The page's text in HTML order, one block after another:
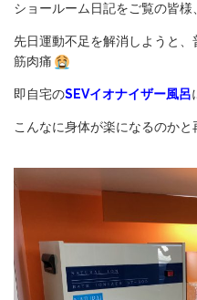
ショールーム日記をご覧の皆
先日運動不足を解消しようと
筋肉痛
即自宅のSEVイオナイザー風呂
こんなに身体が楽になるのか